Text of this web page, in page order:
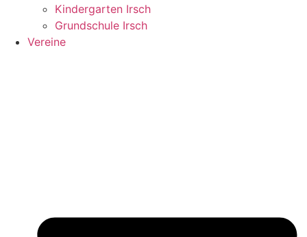
Kindergarten Irsch
Grundschule Irsch
Vereine